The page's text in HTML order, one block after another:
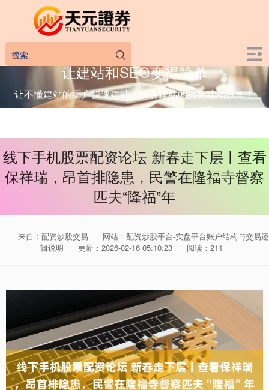
让建站和SEO变得简单
让不懂建站的用户快速建站，让会建站的提高建站效率！
线下手机股票配资论坛 新春走下层丨查看
保祥瑞，昂首排隐患，民警在隆福寺督察
匹夫“隆福”年
来自：配资炒股交易
网站：配资炒股平台-实盘平台账户结构与交易逻
辑说明
更新：2026-02-16 05:10:23 阅读：211